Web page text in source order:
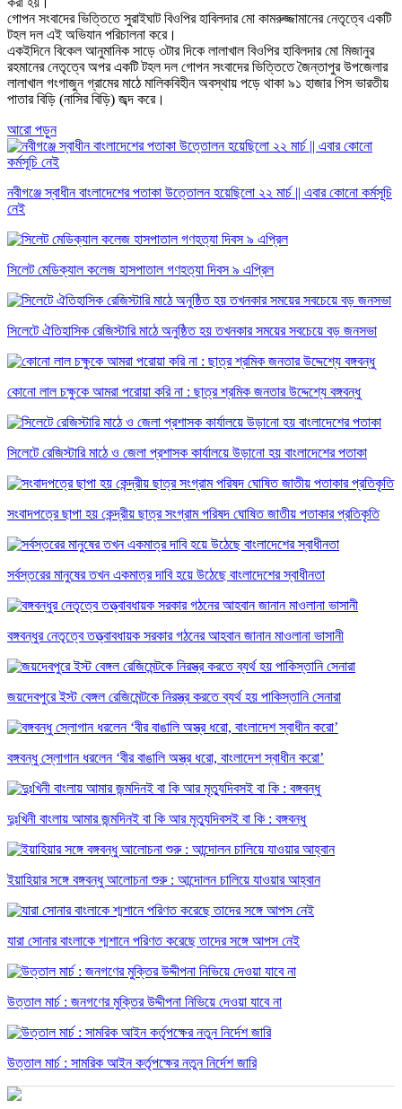
গোপন সংবাদের ভিত্তিতে সুরাইঘাট বিওপির হাবিলদার মো কামরুজ্জামানের নেতৃত্বে একটি
টহল দল এই অভিযান পরিচালনা করে।
একইদিনে বিকেল আনুমানিক সাড়ে ৩টার দিকে লালাখাল বিওপির হাবিলদার মো মিজানুর
রহমানের নেতৃত্বে অপর একটি টহল দল গোপন সংবাদের ভিত্তিতে জৈন্তাপুর উপজেলার
লালাখাল গংগাজুন গ্রামের মাঠে মালিকবিহীন অবস্থায় পড়ে থাকা ৯১ হাজার পিস ভারতীয়
পাতার বিড়ি (নাসির বিড়ি) জব্দ করে।
আরো পড়ুন
নবীগঞ্জে স্বাধীন বাংলাদেশের পতাকা উত্তোলন হয়েছিলো ২২ মার্চ || এবার কোনো কর্মসূচি
নেই
সিলেট মেডিক্যাল কলেজ হাসপাতাল গণহত্যা দিবস ৯ এপ্রিল
সিলেটে ঐতিহাসিক রেজিস্টারি মাঠে অনুষ্ঠিত হয় তখনকার সময়ের সবচেয়ে বড় জনসভা
কোনো লাল চক্ষুকে আমরা পরোয়া করি না : ছাত্র শ্রমিক জনতার উদ্দেশ্যে বঙ্গবন্ধু
সিলেটে রেজিস্টারি মাঠে ও জেলা প্রশাসক কার্যালয়ে উড়ানো হয় বাংলাদেশের পতাকা
সংবাদপত্রে ছাপা হয় কেন্দ্রীয় ছাত্র সংগ্রাম পরিষদ ঘোষিত জাতীয় পতাকার প্রতিকৃতি
সর্বস্তরের মানুষের তখন একমাত্র দাবি হয়ে উঠেছে বাংলাদেশের স্বাধীনতা
বঙ্গবন্ধুর নেতৃত্বে তত্ত্বাবধায়ক সরকার গঠনের আহবান জানান মাওলানা ভাসানী
জয়দেবপুরে ইস্ট বেঙ্গল রেজিমেন্টকে নিরস্ত্র করতে ব্যর্থ হয় পাকিস্তানি সেনারা
বঙ্গবন্ধু স্লোগান ধরলেন ‘বীর বাঙালি অস্ত্র ধরো, বাংলাদেশ স্বাধীন করো’
দুঃখিনী বাংলায় আমার জন্মদিনই বা কি আর মৃত্যুদিবসই বা কি : বঙ্গবন্ধু
ইয়াহিয়ার সঙ্গে বঙ্গবন্ধু আলোচনা শুরু : আন্দোলন চালিয়ে যাওয়ার আহ্বান
যারা সোনার বাংলাকে শ্মশানে পরিণত করেছে তাদের সঙ্গে আপস নেই
উত্তাল মার্চ : জনগণের মুক্তির উদ্দীপনা নিভিয়ে দেওয়া যাবে না
উত্তাল মার্চ : সামরিক আইন কর্তৃপক্ষের নতুন নির্দেশ জারি